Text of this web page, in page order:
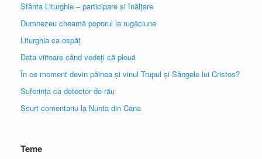
Sfânta Liturghie – participare și înălțare
Dumnezeu cheamă poporul la rugăciune
Liturghia ca ospăț
Data viitoare când vedeți că plouă
În ce moment devin pâinea și vinul Trupul și Sângele lui Cristos?
Suferința ca detector de rău
Scurt comentariu la Nunta din Cana
Teme